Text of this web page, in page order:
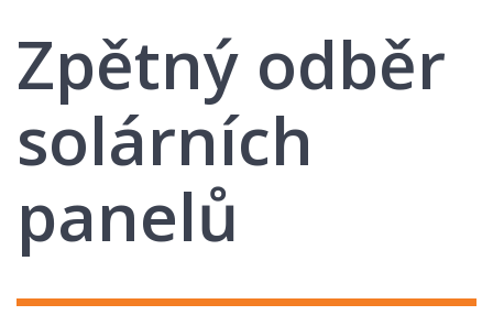
Zpětný odběr
solárních
panelů